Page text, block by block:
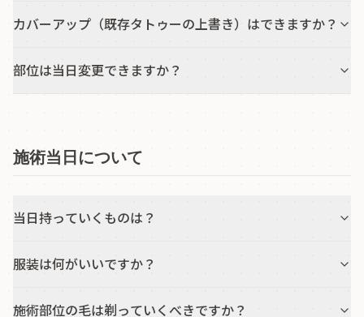
カバーアップ（既存タトゥーの上書き）はできますか？
部位は当日変更できますか？
施術当日について
当日持っていくものは？
服装は何がいいですか？
施術部位の毛は剃っていくべきですか？